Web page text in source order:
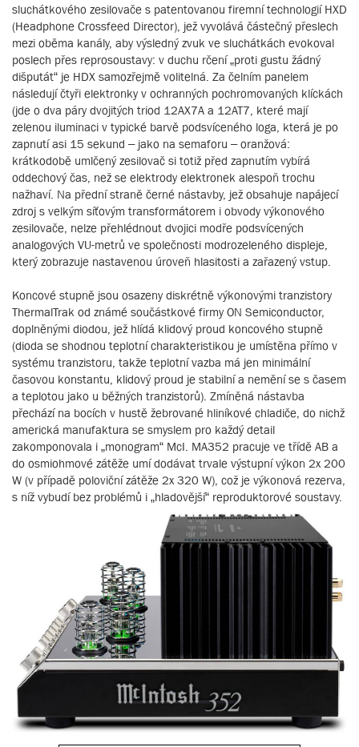
sluchátkového zesilovače s patentovanou firemní technologií HXD
(Headphone Crossfeed Director), jež vyvolává částečný přeslech
mezi oběma kanály, aby výsledný zvuk ve sluchátkách evokoval
poslech přes reprosoustavy: v duchu rčení „proti gustu žádný
dišputát“ je HDX samozřejmě volitelná. Za čelním panelem
následují čtyři elektronky v ochranných pochromovaných klíckách
(jde o dva páry dvojitých triod 12AX7A a 12AT7, které mají
zelenou iluminaci v typické barvě podsvíceného loga, která je po
zapnutí asi 15 sekund – jako na semaforu – oranžová:
krátkodobě umlčený zesilovač si totiž před zapnutím vybírá
oddechový čas, než se elektrody elektronek alespoň trochu
nažhaví. Na přední straně černé nástavby, jež obsahuje napájecí
zdroj s velkým síťovým transformátorem i obvody výkonového
zesilovače, nelze přehlédnout dvojici modře podsvícených
analogových VU-metrů ve společnosti modrozeleného displeje,
který zobrazuje nastavenou úroveň hlasitosti a zařazený vstup.
Koncové stupně jsou osazeny diskrétně výkonovými tranzistory
ThermalTrak od známé součástkové firmy ON Semiconductor,
doplněnými diodou, jež hlídá klidový proud koncového stupně
(dioda se shodnou teplotní charakteristikou je umístěna přímo v
systému tranzistoru, takže teplotní vazba má jen minimální
časovou konstantu, klidový proud je stabilní a nemění se s časem
a teplotou jako u běžných tranzistorů). Zmíněná nástavba
přechází na bocích v hustě žebrované hliníkové chladiče, do nichž
americká manufaktura se smyslem pro každý detail
zakomponovala i „monogram“ McI. MA352 pracuje ve třídě AB a
do osmiohmové zátěže umí dodávat trvale výstupní výkon 2x 200
W (v případě poloviční zátěže 2x 320 W), což je výkonová rezerva,
s níž vybudí bez problémů i „hladovější“ reproduktorové soustavy.